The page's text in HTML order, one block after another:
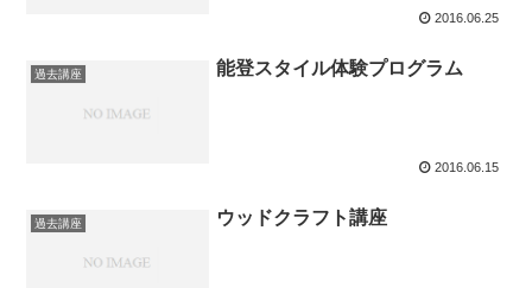
2016.06.25
過去講座 能登スタイル体験プログラム
2016.06.15
過去講座 ウッドクラフト講座